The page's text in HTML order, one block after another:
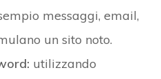
messaggi, email,
un sito noto.
: utilizzando